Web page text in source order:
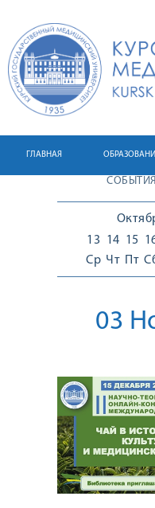
ГЛАВНАЯ
СОБЫТИЯ
13
Ср
14
Чт
15
Пт
03